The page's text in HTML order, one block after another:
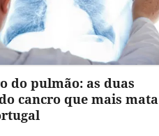
do pulmão: as duas
cancro que mais mata